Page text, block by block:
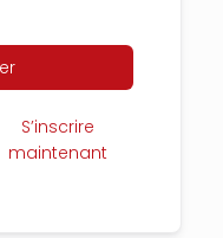
S’inscrire
maintenant